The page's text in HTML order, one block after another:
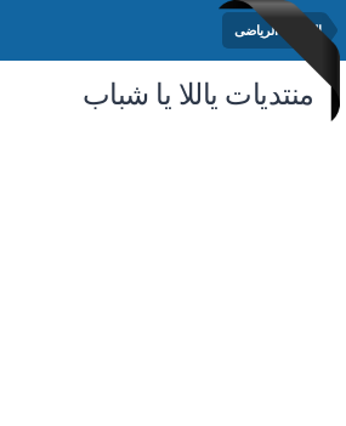
المنتدى الرياضى
منتديات ياللا يا شباب